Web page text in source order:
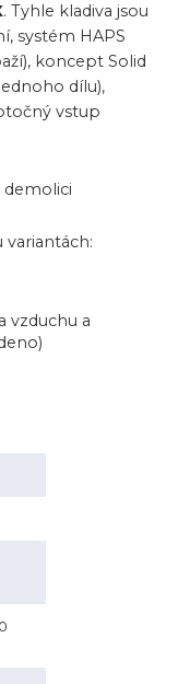
. Tyhle kladiva jsou
systém HAPS
koncept Solid
dílu),
vstup
demolici
vzduchu a